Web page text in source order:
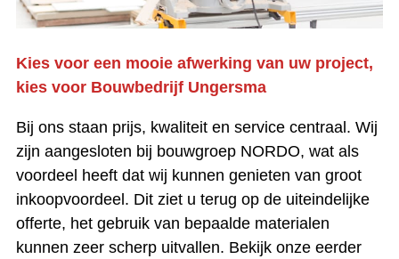
Kies voor een mooie afwerking van uw project,
kies voor Bouwbedrijf Ungersma
Bij ons staan prijs, kwaliteit en service centraal. Wij
zijn aangesloten bij bouwgroep NORDO, wat als
voordeel heeft dat wij kunnen genieten van groot
inkoopvoordeel. Dit ziet u terug op de uiteindelijke
offerte, het gebruik van bepaalde materialen
kunnen zeer scherp uitvallen. Bekijk onze eerder